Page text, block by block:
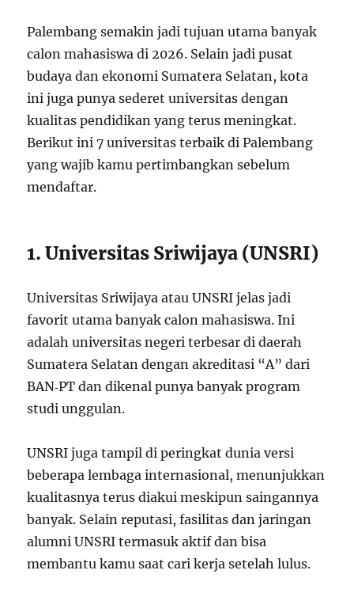
Palembang semakin jadi tujuan utama banyak
calon mahasiswa di 2026. Selain jadi pusat
budaya dan ekonomi Sumatera Selatan, kota
ini juga punya sederet universitas dengan
kualitas pendidikan yang terus meningkat.
Berikut ini 7 universitas terbaik di Palembang
yang wajib kamu pertimbangkan sebelum
mendaftar.
1. Universitas Sriwijaya (UNSRI)
Universitas Sriwijaya atau UNSRI jelas jadi
favorit utama banyak calon mahasiswa. Ini
adalah universitas negeri terbesar di daerah
Sumatera Selatan dengan akreditasi “A” dari
BAN‑PT dan dikenal punya banyak program
studi unggulan.
UNSRI juga tampil di peringkat dunia versi
beberapa lembaga internasional, menunjukkan
kualitasnya terus diakui meskipun saingannya
banyak. Selain reputasi, fasilitas dan jaringan
alumni UNSRI termasuk aktif dan bisa
membantu kamu saat cari kerja setelah lulus.